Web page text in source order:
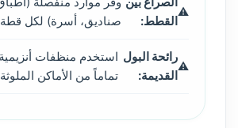
القطط:
صناديق، أسرة) لكل
رائحة البول
القديمة:
استخدم منظفات أنزيمية
تماماً من الأماكن